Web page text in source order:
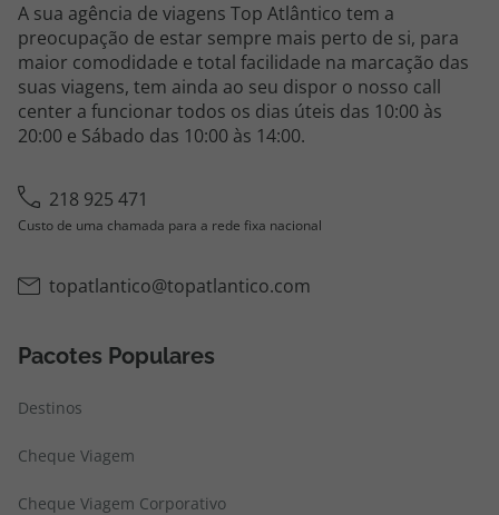
A sua agência de viagens Top Atlântico tem a
preocupação de estar sempre mais perto de si, para
maior comodidade e total facilidade na marcação das
suas viagens, tem ainda ao seu dispor o nosso call
center a funcionar todos os dias úteis das 10:00 às
20:00 e Sábado das 10:00 às 14:00.
218 925 471
Custo de uma chamada para a rede fixa nacional
topatlantico@topatlantico.com
Pacotes Populares
Destinos
Cheque Viagem
Cheque Viagem Corporativo